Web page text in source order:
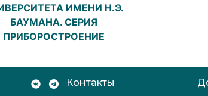
ИМЕНИ Н.Э.
БАУМАНА. СЕРИЯ
ПРИБОРОСТРОЕНИЕ
Контакты